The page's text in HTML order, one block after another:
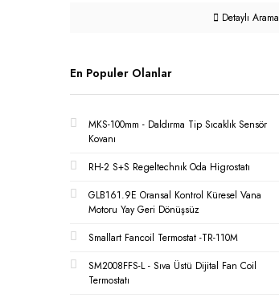
Detaylı Arama
En Populer Olanlar
MKS-100mm - Daldırma Tip Sıcaklık Sensör
Kovanı
RH-2 S+S Regeltechnık Oda Higrostatı
GLB161.9E Oransal Kontrol Küresel Vana
Motoru Yay Geri Dönüşsüz
Smallart Fancoil Termostat -TR-110M
SM2008FFS-L - Sıva Üstü Dijital Fan Coil
Termostatı